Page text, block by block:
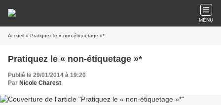
MENU
Accueil » Pratiquez le « non-étiquetage »*
Pratiquez le « non-étiquetage »*
Publié le 29/01/2014 à 19:20
Par Nicole Charest